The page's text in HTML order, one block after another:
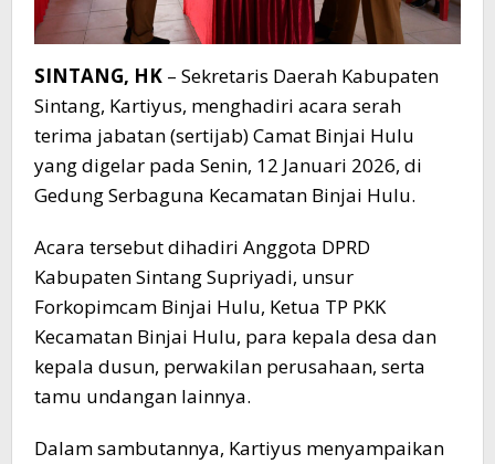
SINTANG, HK – Sekretaris Daerah Kabupaten
Sintang, Kartiyus, menghadiri acara serah
terima jabatan (sertijab) Camat Binjai Hulu
yang digelar pada Senin, 12 Januari 2026, di
Gedung Serbaguna Kecamatan Binjai Hulu.
Acara tersebut dihadiri Anggota DPRD
Kabupaten Sintang Supriyadi, unsur
Forkopimcam Binjai Hulu, Ketua TP PKK
Kecamatan Binjai Hulu, para kepala desa dan
kepala dusun, perwakilan perusahaan, serta
tamu undangan lainnya.
Dalam sambutannya, Kartiyus menyampaikan